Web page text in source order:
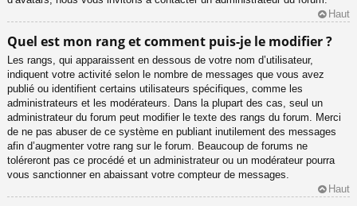
Haut
Quel est mon rang et comment puis-je le modifier ?
Les rangs, qui apparaissent en dessous de votre nom d’utilisateur,
indiquent votre activité selon le nombre de messages que vous avez
publié ou identifient certains utilisateurs spécifiques, comme les
administrateurs et les modérateurs. Dans la plupart des cas, seul un
administrateur du forum peut modifier le texte des rangs du forum. Merci
de ne pas abuser de ce système en publiant inutilement des messages
afin d’augmenter votre rang sur le forum. Beaucoup de forums ne
toléreront pas ce procédé et un administrateur ou un modérateur pourra
vous sanctionner en abaissant votre compteur de messages.
Haut